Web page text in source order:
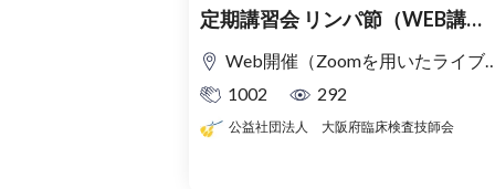
定期講習会 リンパ節（WEB講習
会）Web開催（Zoomを用いたライブ配信）
1002
292
公益社団法人 大阪府臨床検査技師会